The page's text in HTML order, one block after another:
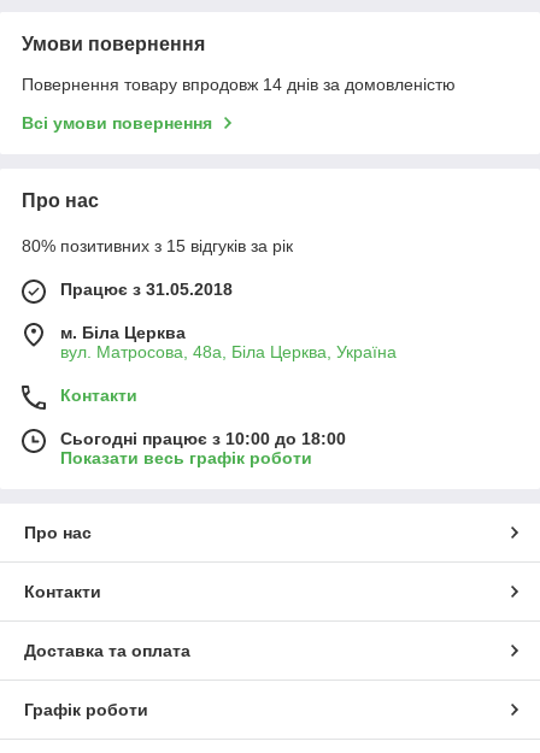
Умови повернення
Повернення товару впродовж 14 днів за домовленістю
Всі умови повернення
Про нас
80% позитивних з 15 відгуків за рік
Працює з 31.05.2018
м. Біла Церква
вул. Матросова, 48а, Біла Церква, Україна
Контакти
Сьогодні працює з 10:00 до 18:00
Показати весь графік роботи
Про нас
Контакти
Доставка та оплата
Графік роботи